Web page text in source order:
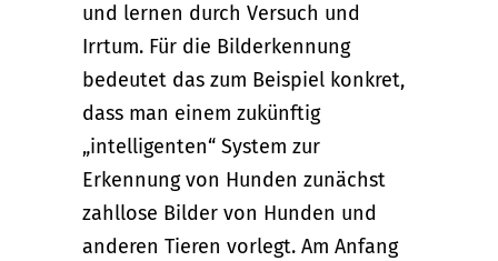
und lernen durch Versuch und
Irrtum. Für die Bilderkennung
bedeutet das zum Beispiel konkret,
dass man einem zukünftig
„intelligenten“ System zur
Erkennung von Hunden zunächst
zahllose Bilder von Hunden und
anderen Tieren vorlegt. Am Anfang